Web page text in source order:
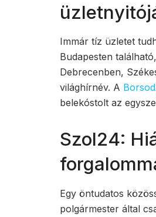
Immár tíz üzletet
Budapesten
Debrecenben,
világhírnév. A
belekóstolt az
Szol24:
Egy öntudatos
polgármester által